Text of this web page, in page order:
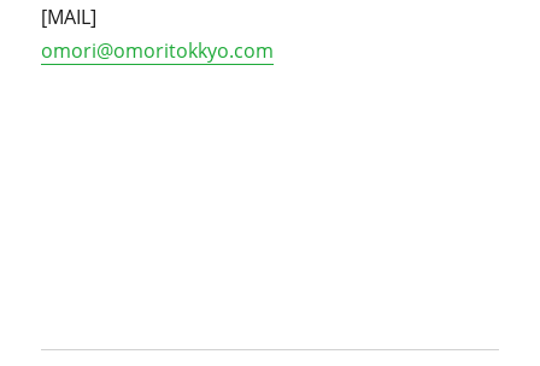
[MAIL]
omori@omoritokkyo.com